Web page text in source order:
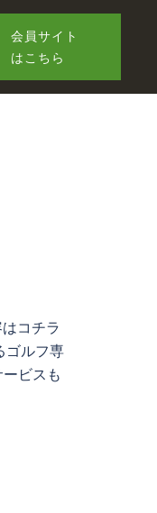
会員サイト
はこちら
コチラ
ゴルフ専
ビスも